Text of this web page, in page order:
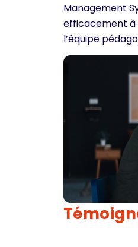
Management
efficacement à
l’équipe